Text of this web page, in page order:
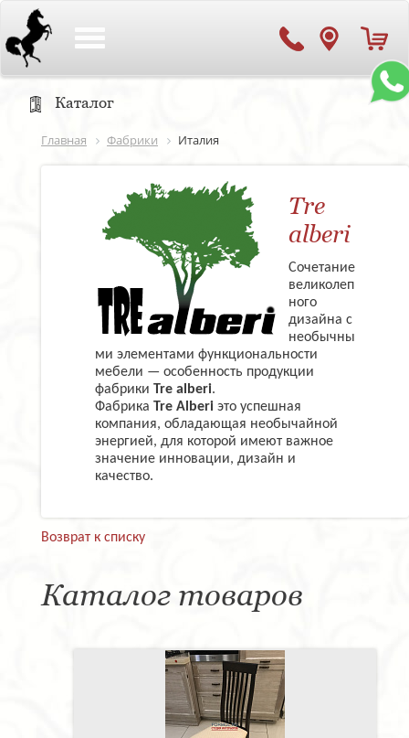
Каталог
Главная Фабрики Италия
Tre
alberi
Сочетание
великолеп
ного
дизайна с
необычны
ми элементами функциональности
мебели — особенность продукции
фабрики Tre alberi.
Фабрика Tre Alberi это успешная
компания, обладающая необычайной
энергией, для которой имеют важное
значение инновации, дизайн и
качество.
Возврат к списку
Каталог товаров